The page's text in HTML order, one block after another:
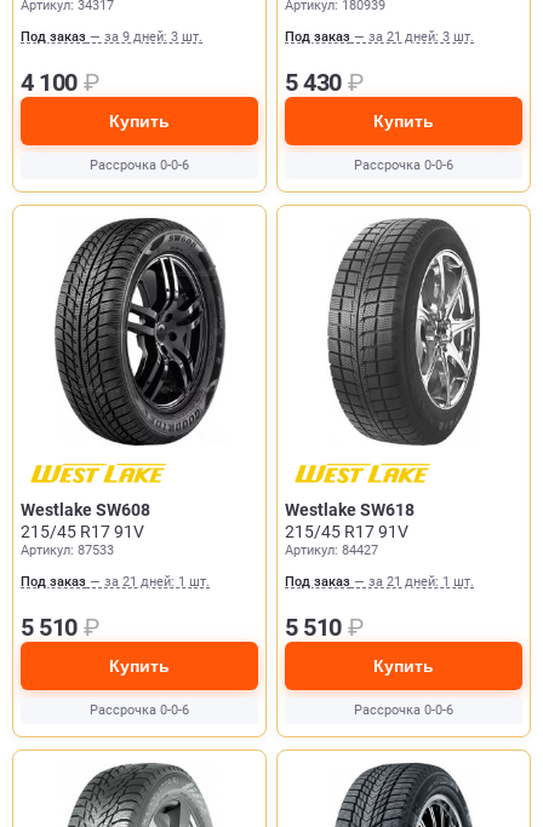
Артикул: 34317
Под заказ — за 9 дней: 3 шт.
4 100 ₽
Купить
Рассрочка 0-0-6
Артикул: 180939
Под заказ — за 21 дней: 3 шт.
5 430 ₽
Купить
Рассрочка 0-0-6
Westlake SW608
215/45 R17 91V
Артикул: 87533
Под заказ — за 21 дней: 1 шт.
5 510 ₽
Купить
Рассрочка 0-0-6
Westlake SW618
215/45 R17 91V
Артикул: 84427
Под заказ — за 21 дней: 1 шт.
5 510 ₽
Купить
Рассрочка 0-0-6